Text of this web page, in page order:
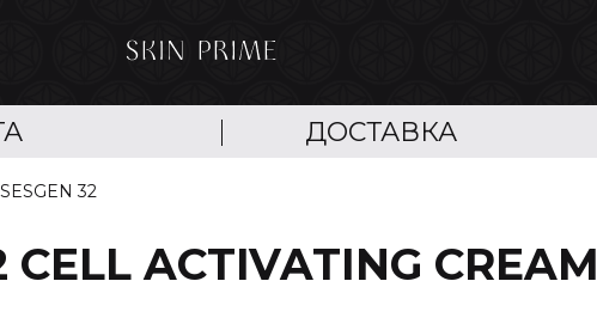
ДОСТАВКА
32
CELL ACTIVATING CREAM